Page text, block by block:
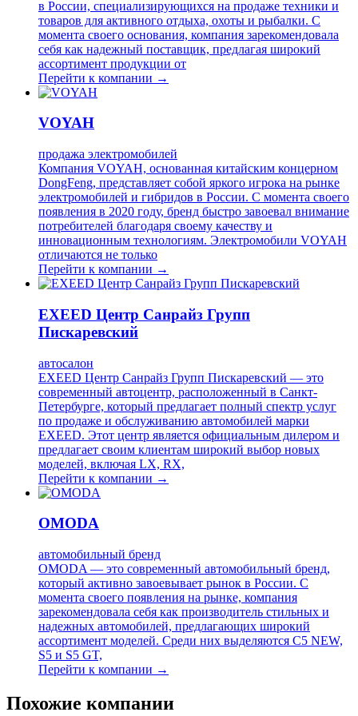
в России, специализирующихся на продаже техники и
товаров для активного отдыха, охоты и рыбалки. С
момента своего основания, компания зарекомендовала
себя как надежный поставщик, предлагая широкий
ассортимент продукции от
Перейти к компании →
VOYAH
продажа электромобилей
Компания VOYAH, основанная китайским концерном
DongFeng, представляет собой яркого игрока на рынке
электромобилей и гибридов в России. С момента своего
появления в 2020 году, бренд быстро завоевал внимание
потребителей благодаря своему качеству и
инновационным технологиям. Электромобили VOYAH
отличаются не только
Перейти к компании →
EXEED Центр Санрайз Групп
Пискаревский
автосалон
EXEED Центр Санрайз Групп Пискаревский — это
современный автоцентр, расположенный в Санкт-
Петербурге, который предлагает полный спектр услуг
по продаже и обслуживанию автомобилей марки
EXEED. Этот центр является официальным дилером и
предлагает своим клиентам широкий выбор новых
моделей, включая LX, RX,
Перейти к компании →
OMODA
автомобильный бренд
OMODA — это современный автомобильный бренд,
который активно завоевывает рынок в России. С
момента своего появления на рынке, компания
зарекомендовала себя как производитель стильных и
надежных автомобилей, предлагающих широкий
ассортимент моделей. Среди них выделяются C5 NEW,
S5 и S5 GT,
Перейти к компании →
Похожие компании